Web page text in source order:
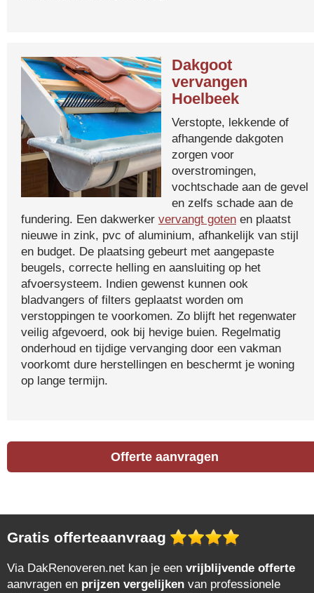
Dakgoot
vervangen
Hoelbeek
Verstopte, lekkende of
afhangende dakgoten
zorgen voor
overstromingen,
vochtschade aan de gevel
en zelfs schade aan de
fundering. Een dakwerker vervangt goten en plaatst
nieuwe in zink, pvc of aluminium, afhankelijk van stijl
en budget. De plaatsing gebeurt met aangepaste
beugels, correcte helling en aansluiting op het
afvoersysteem. Indien gewenst kunnen ook
bladvangers of filters geplaatst worden om
verstoppingen te voorkomen. Zo blijft het regenwater
veilig afgevoerd, ook bij hevige buien. Regelmatig
onderhoud en tijdige vervanging door een vakman
voorkomt dure herstellingen en beschermt je woning
op lange termijn.
Offerte aanvragen
Gratis offerteaanvraag
Via DakRenoveren.net kan je een vrijblijvende offerte
aanvragen en prijzen vergelijken van professionele